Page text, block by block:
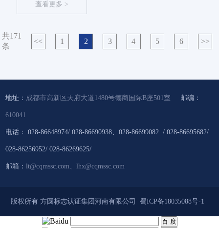
以各类农、畜、禽、水产品为主要原料，运用标准化流水作
查看更多 >
共171
条
<< 1 2 3 4 5 6 >>
地址： 成都市高新区天府大道1480号德商国际B座501室 邮编：
610041
电话： 028-86648974/ 028-86690938、028-86699082 / 028-86695682/
028-86256952/ 028-86269625/
邮箱：lt@cqmssc.com、lhx@cqmssc.com
版权所有 方圆标志认证集团河南有限公司 蜀ICP备18035088号-1